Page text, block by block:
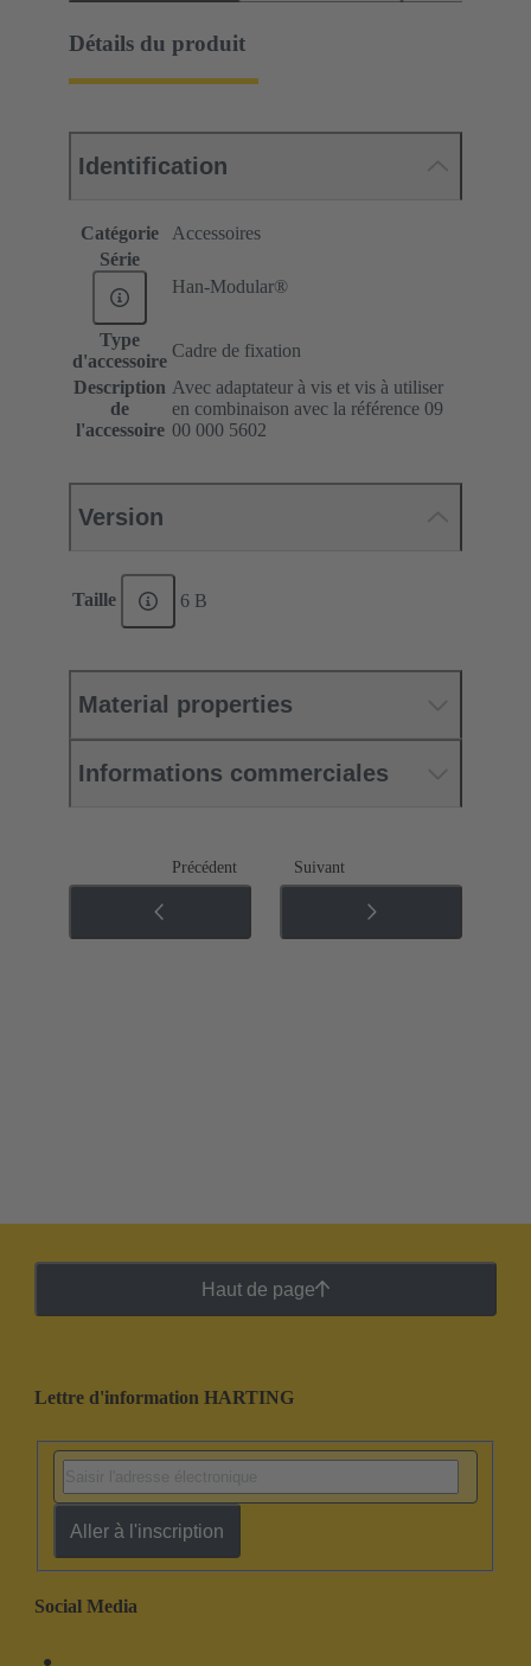
Détails du produit
Identification
Catégorie
Accessoires
Série
Han-Modular®
Type
d'accessoire
Cadre de fixation
Description
de
l'accessoire
Avec adaptateur à vis et vis à utiliser
en combinaison avec la référence 09
00 000 5602
Version
Taille 6 B
Material properties
Informations commerciales
Précédent Suivant
Haut de page
Lettre d'information HARTING
Aller à l'inscription
Social Media